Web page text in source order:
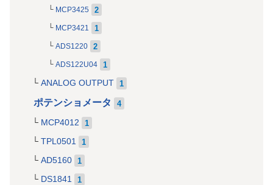
MCP3425 2
MCP3421 1
ADS1220 2
ADS122U04 1
ANALOG OUTPUT 1
ポテンショメータ 4
MCP4012 1
TPL0501 1
AD5160 1
DS1841 1